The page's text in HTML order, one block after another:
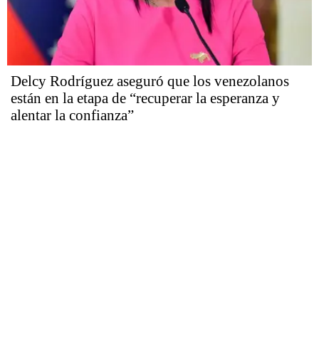
Delcy Rodríguez aseguró que los venezolanos
están en la etapa de “recuperar la esperanza y
alentar la confianza”